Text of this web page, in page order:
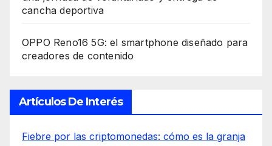
cancha deportiva
OPPO Reno16 5G: el smartphone diseñado para
creadores de contenido
Artículos De Interés
Fiebre por las criptomonedas: cómo es la granja